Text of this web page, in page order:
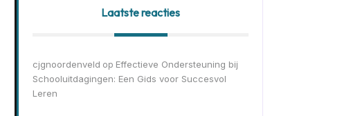
Laatste reacties
cjgnoordenveld op Effectieve Ondersteuning bij
Schooluitdagingen: Een Gids voor Succesvol
Leren